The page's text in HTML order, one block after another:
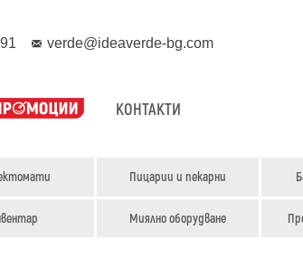
verde@ideaverde-bg.com
КОНТАКТИ
Пицарии и пекарни
Миялно оборудване